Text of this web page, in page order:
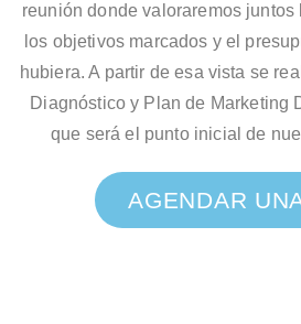
reunión donde valoraremos
los objetivos marcados y el
hubiera. A partir de esa vista se
Diagnóstico y Plan de Marketing
que será el punto inicial de
AGENDAR